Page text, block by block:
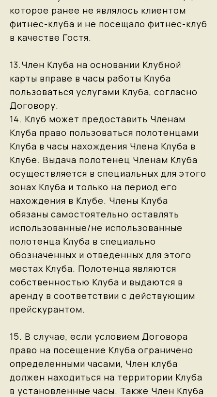
которое ранее не являлось клиентом
фитнес-клуба и не посещало фитнес-клуб
в качестве Гостя.
13.Член Клуба на основании Клубной
карты вправе в часы работы Клуба
пользоваться услугами Клуба, согласно
Договору.
14. Клуб может предоставить Членам
Клуба право пользоваться полотенцами
Клуба в часы нахождения Члена Клуба в
Клубе. Выдача полотенец Членам Клуба
осуществляется в специальных для этого
зонах Клуба и только на период его
нахождения в Клубе. Члены Клуба
обязаны самостоятельно оставлять
использованные/не использованные
полотенца Клуба в специально
обозначенных и отведенных для этого
местах Клуба. Полотенца являются
собственностью Клуба и выдаются в
аренду в соответствии с действующим
прейскурантом.
15. В случае, если условием Договора
право на посещение Клуба ограничено
определенными часами, Член клуба
должен находиться на территории Клуба
в установленные часы. Также Член Клуба